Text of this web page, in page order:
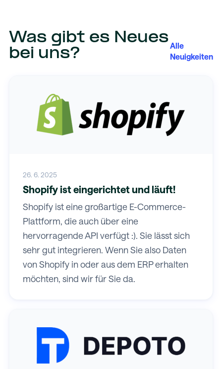
Was gibt es Neues
bei uns?
Alle
Neuigkeiten
26. 6. 2025
Shopify ist eingerichtet und läuft!
Shopify ist eine großartige E-Commerce-
Plattform, die auch über eine
hervorragende API verfügt :). Sie lässt sich
sehr gut integrieren. Wenn Sie also Daten
von Shopify in oder aus dem ERP erhalten
möchten, sind wir für Sie da.